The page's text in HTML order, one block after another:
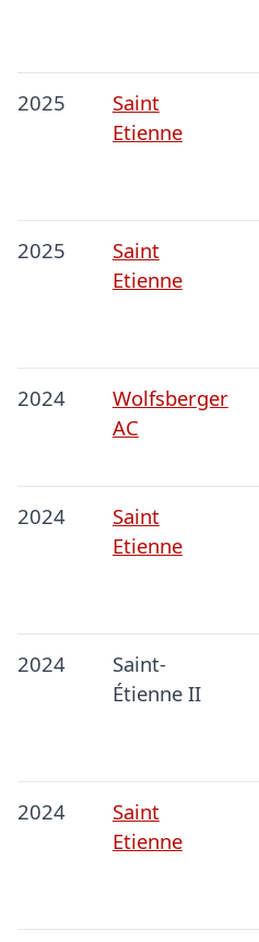
2025
Saint
Etienne
2025
Saint
Etienne
2024
Wolfsberger
AC
2024
Saint
Etienne
2024
Saint-
Étienne II
2024
Saint
Etienne